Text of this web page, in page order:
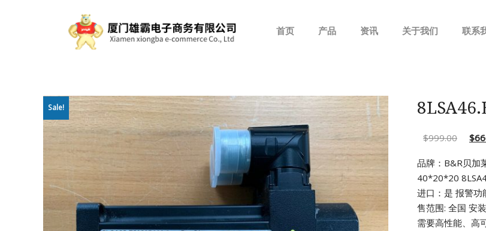
首页 产品
B&R
GE
EMERSON
Bently Nevada
资讯
公司介绍
关于我们 联系
Sale!
$999.00 $
品牌：B&R贝加
40*20*20
进口：是 报警功
售范围: 全国 安
需要高性能、高